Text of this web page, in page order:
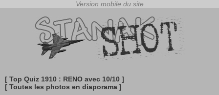
[ Top Quiz 1910 : RENO avec 10/10 ]
[ Toutes les photos en diaporama ]